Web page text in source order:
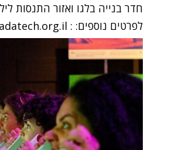
חדר בנייה בלגו ואזור התנסות
לפרטים נוספים: :